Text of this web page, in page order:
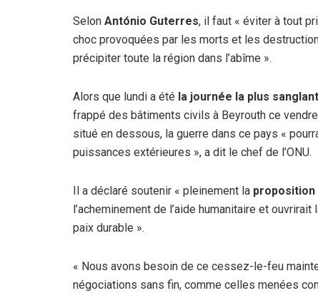
Selon António Guterres, il faut « éviter à tout
choc provoquées par les morts et les
précipiter toute la région dans l’abîme ».
Alors que lundi a été la journée la plus
frappé des bâtiments civils à Beyrouth ce
situé en dessous, la guerre dans ce pays «
puissances extérieures », a dit le chef de l’ONU.
Il a déclaré soutenir « pleinement la proposition
l’acheminement de l’aide humanitaire et
paix durable ».
« Nous avons besoin de ce cessez-le-feu
négociations sans fin, comme celles menées